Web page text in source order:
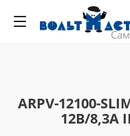
ARPV-12100-
12В/8,3А